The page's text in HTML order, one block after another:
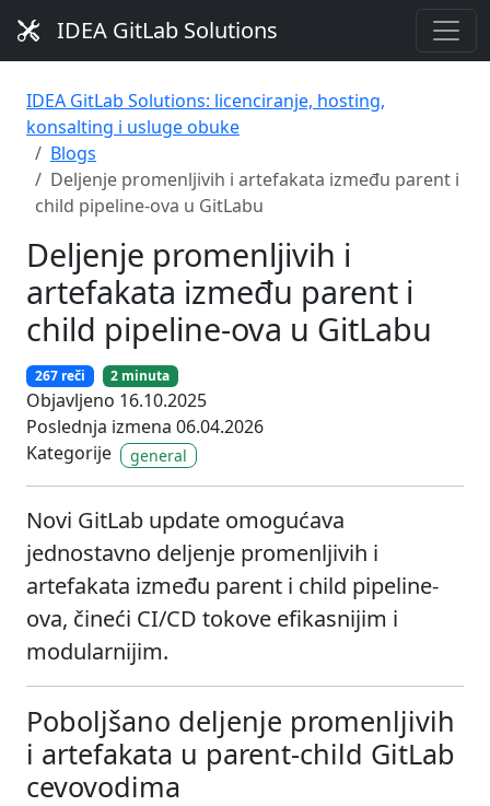
IDEA GitLab Solutions
IDEA GitLab Solutions: licenciranje, hosting,
konsalting i usluge obuke
Blogs
Deljenje promenljivih i artefakata između parent i
child pipeline-ova u GitLabu
Deljenje promenljivih i
artefakata između parent i
child pipeline-ova u GitLabu
267 reči 2 minuta
Objavljeno 16.10.2025
Poslednja izmena 06.04.2026
Kategorije
general
Novi GitLab update omogućava
jednostavno deljenje promenljivih i
artefakata između parent i child pipeline-
ova, čineći CI/CD tokove efikasnijim i
modularnijim.
Poboljšano deljenje promenljivih
i artefakata u parent-child GitLab
cevovodima